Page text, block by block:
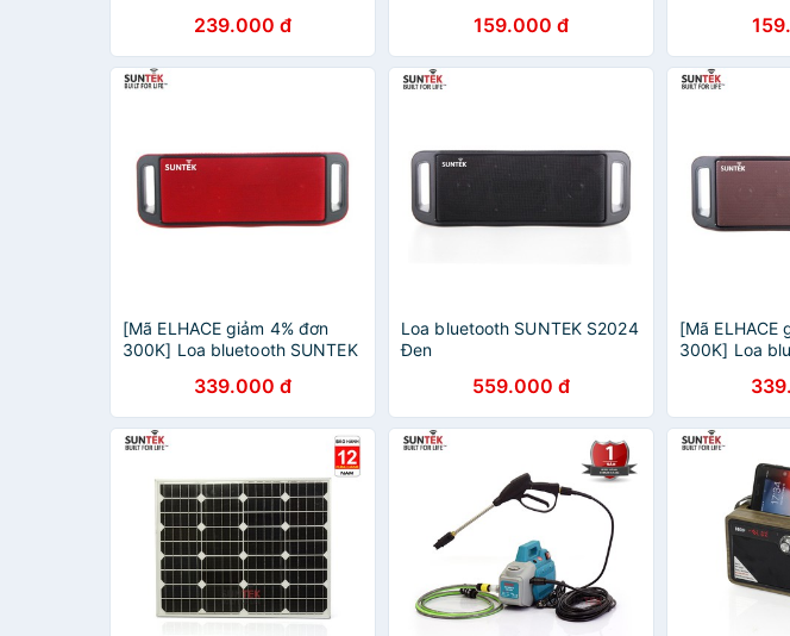
239.000 đ 159.000 đ
[Mã ELHACE giảm 4% đơn
300K] Loa bluetooth SUNTEK
339.000 đ
Loa bluetooth SUNTEK S2024
Đen
559.000 đ
[Mã ELHACE
300K] Loa